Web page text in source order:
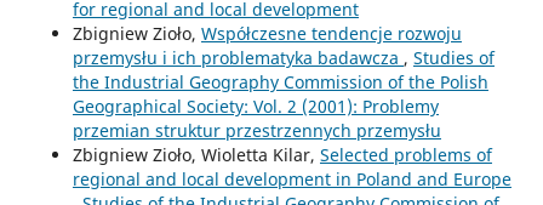
for regional and local development
Zbigniew Zioło, Współczesne tendencje rozwoju
przemysłu i ich problematyka badawcza , Studies of
the Industrial Geography Commission of the Polish
Geographical Society: Vol. 2 (2001): Problemy
przemian struktur przestrzennych przemysłu
Zbigniew Zioło, Wioletta Kilar, Selected problems of
regional and local development in Poland and Europe